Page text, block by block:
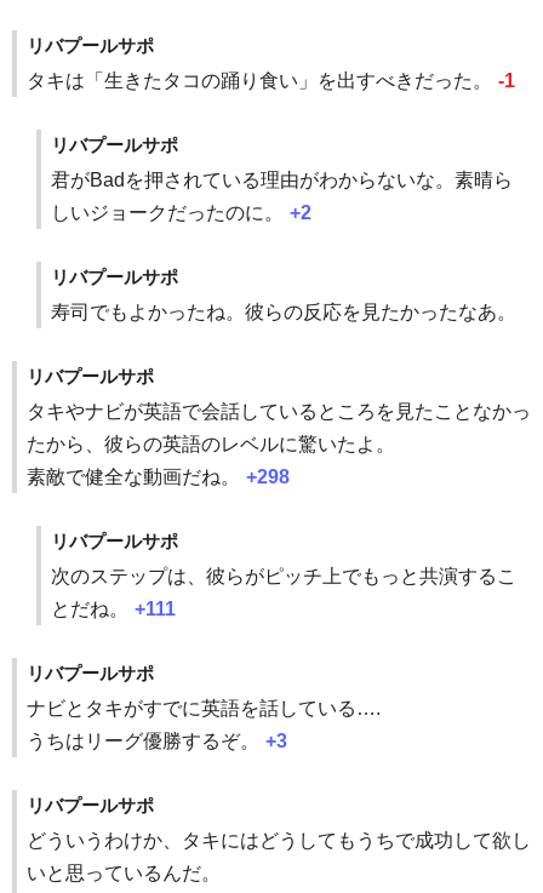
リバプールサポ
タキは「生きたタコの踊り食い」を出すべきだった。
-1
リバプールサポ
君がBadを押されている理由がわからないな。素晴ら
しいジョークだったのに。
+2
リバプールサポ
寿司でもよかったね。彼らの反応を見たかったなあ。
リバプールサポ
タキやナビが英語で会話しているところを見たことなかっ
たから、彼らの英語のレベルに驚いたよ。
素敵で健全な動画だね。
+298
リバプールサポ
次のステップは、彼らがピッチ上でもっと共演するこ
とだね。
+111
リバプールサポ
ナビとタキがすでに英語を話している….
うちはリーグ優勝するぞ。
+3
リバプールサポ
どういうわけか、タキにはどうしてもうちで成功して欲し
いと思っているんだ。